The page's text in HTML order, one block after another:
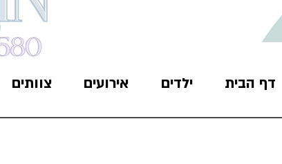
דף הבית ילדים אירועים צוותים